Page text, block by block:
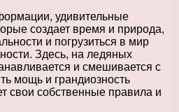
удивительные
создает время и природа,
и погрузиться в мир
Здесь, на ледяных
и смешивается с
мощь и грандиозность
свои собственные правила и